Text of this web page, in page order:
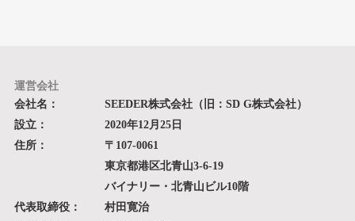
運営会社
会社名：
SEEDER株式会社（旧：SD G株式会社）
設立：
2020年12月25日
住所：
〒107-0061
東京都港区北青山3-6-19
バイナリー・北青山ビル10階
代表取締役：
村田寛治